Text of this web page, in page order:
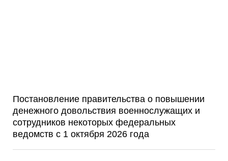
Постановление правительства о повышении
денежного довольствия военнослужащих и
сотрудников некоторых федеральных
ведомств с 1 октября 2026 года